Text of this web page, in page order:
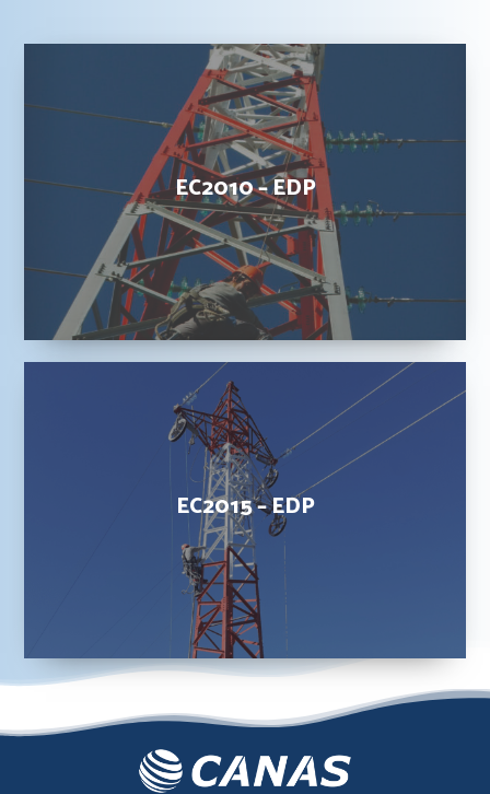
EC2010 – EDP
EC2010
–
EDP
EC2015 – EDP
–
EDP